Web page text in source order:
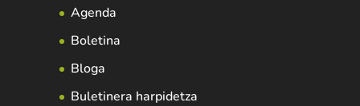
Agenda
Boletina
Bloga
Buletinera harpidetza